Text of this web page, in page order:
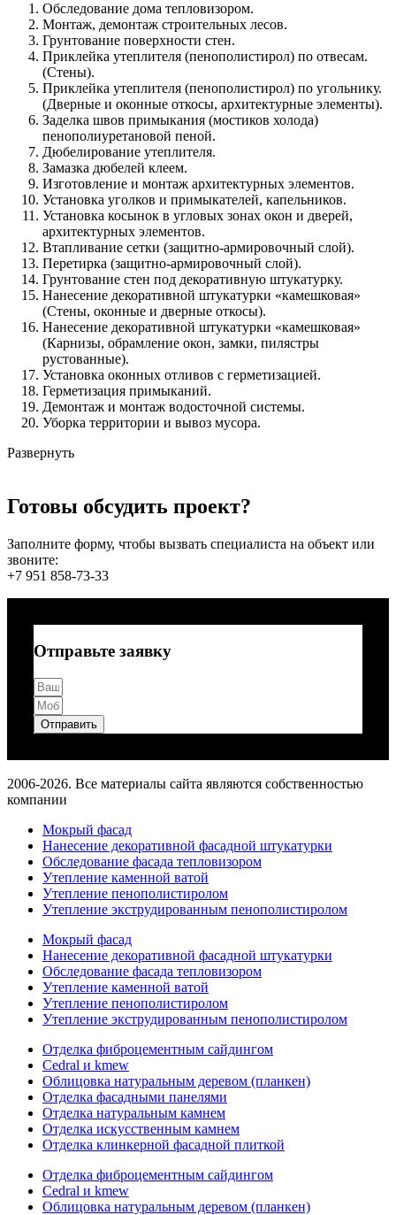
Обследование дома тепловизором.
Монтаж, демонтаж строительных лесов.
Грунтование поверхности стен.
Приклейка утеплителя (пенополистирол) по отвесам.
(Стены).
Приклейка утеплителя (пенополистирол) по угольнику.
(Дверные и оконные откосы, архитектурные элементы).
Заделка швов примыкания (мостиков холода)
пенополиуретановой пеной.
Дюбелирование утеплителя.
Замазка дюбелей клеем.
Изготовление и монтаж архитектурных элементов.
Установка уголков и примыкателей, капельников.
Установка косынок в угловых зонах окон и дверей,
архитектурных элементов.
Втапливание сетки (защитно-армировочный слой).
Перетирка (защитно-армировочный слой).
Грунтование стен под декоративную штукатурку.
Нанесение декоративной штукатурки «камешковая»
(Стены, оконные и дверные откосы).
Нанесение декоративной штукатурки «камешковая»
(Карнизы, обрамление окон, замки, пилястры
рустованные).
Установка оконных отливов с герметизацией.
Герметизация примыканий.
Демонтаж и монтаж водосточной системы.
Уборка территории и вывоз мусора.
Развернуть
Готовы обсудить проект?
Заполните форму, чтобы вызвать специалиста на объект или
звоните:
+7 951 858-73-33
Отправьте заявку
Отправить
2006-2026. Все материалы сайта являются собственностью
компании
Мокрый фасад
Нанесение декоративной фасадной штукатурки
Обследование фасада тепловизором
Утепление каменной ватой
Утепление пенополистиролом
Утепление экструдированным пенополистиролом
Мокрый фасад
Нанесение декоративной фасадной штукатурки
Обследование фасада тепловизором
Утепление каменной ватой
Утепление пенополистиролом
Утепление экструдированным пенополистиролом
Отделка фиброцементным сайдингом
Cedral и kmew
Облицовка натуральным деревом (планкен)
Отделка фасадными панелями
Отделка натуральным камнем
Отделка искусственным камнем
Отделка клинкерной фасадной плиткой
Отделка фиброцементным сайдингом
Cedral и kmew
Облицовка натуральным деревом (планкен)